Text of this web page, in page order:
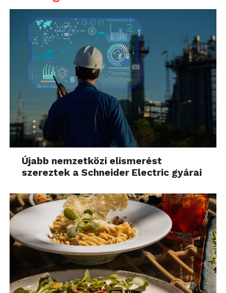
Újabb nemzetközi elismerést
szereztek a Schneider Electric gyárai